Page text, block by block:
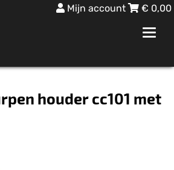
Mijn account € 0,00
houder cc101 met